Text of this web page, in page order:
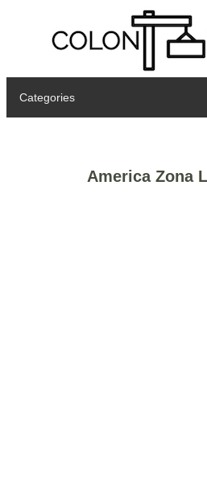
Categories
America Zona